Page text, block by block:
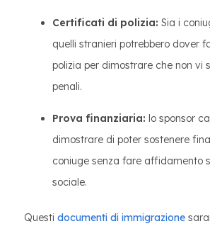
Certificati di polizia: Sia i
quelli stranieri potrebbero dover
polizia per dimostrare che non vi
penali.
Prova finanziaria: lo sponsor
dimostrare di poter sostenere
coniuge senza fare affidamento
sociale.
Questi documenti di immigrazione